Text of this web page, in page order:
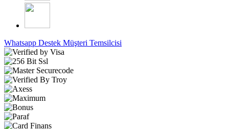
Whatsapp Destek Müşteri Temsilcisi